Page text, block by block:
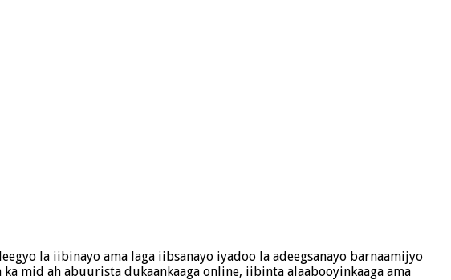
la iibinayo ama laga iibsanayo iyadoo la adeegsanayo barnaamijyo
ka mid ah abuurista dukaankaaga online, iibinta alaabooyinkaaga ama